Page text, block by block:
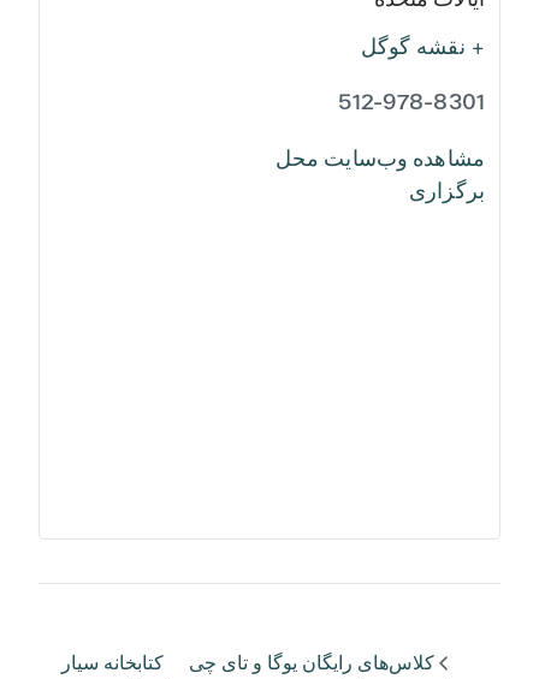
+ نقشه گوگل
512-978-8301
مشاهده وب‌سایت محل
برگزاری
کلاس‌های رایگان یوگا و تای چی
کتابخانه سیار